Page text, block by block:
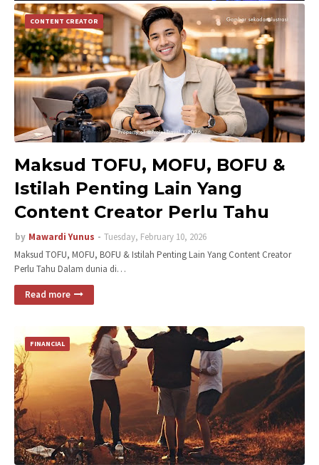
CONTENT CREATOR
Maksud TOFU, MOFU, BOFU &
Istilah Penting Lain Yang
Content Creator Perlu Tahu
by Mawardi Yunus
Tuesday, February 10, 2026
Maksud TOFU, MOFU, BOFU & Istilah Penting Lain Yang Content Creator
Perlu Tahu Dalam dunia di…
Read more
FINANCIAL